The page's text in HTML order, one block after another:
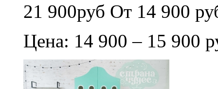
21 900руб От 14 900
Цена: 14 900 – 15 900